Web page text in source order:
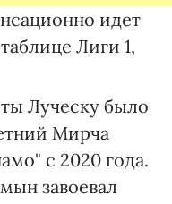
идет
Лиги 1,
Луческу было
Мирча
с 2020 года.
завоевал